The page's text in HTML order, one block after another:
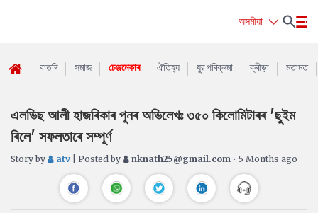
অসমীয়া
বাতৰি সমাজ চেঞ্জমেকাৰ ঐতিহ্য যুৱ পৰিক্ৰমা ক্ৰীড়া মতামত
এলভিছ আলী হাজৰিকাৰ পুনৰ অভিলেখঃ ৩৫০ কিলোমিটাৰৰ 'ছুইম
ৰিলে' সফলতাৰে সম্পূৰ্ণ
Story by atv | Posted by nknath25@gmail.com • 5 Months ago